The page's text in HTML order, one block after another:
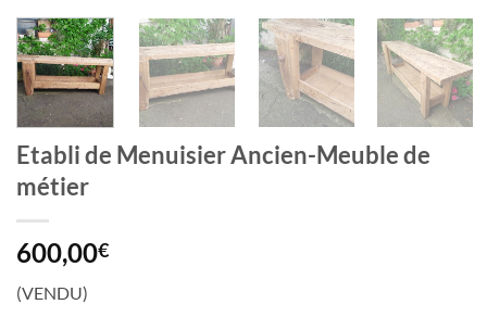
Etabli de Menuisier Ancien-Meuble de
métier
600,00€
(VENDU)